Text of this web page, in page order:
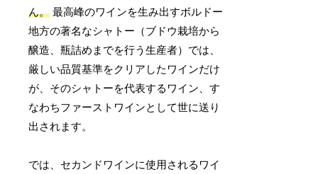
ん。 最高峰のワインを生み出すボルドー
地方の著名なシャトー（ブドウ栽培から
醸造、瓶詰めまでを行う生産者）では、
厳しい品質基準をクリアしたワインだけ
が、そのシャトーを代表するワイン、す
なわちファーストワインとして世に送り
出されます。
では、セカンドワインに使用されるワイ